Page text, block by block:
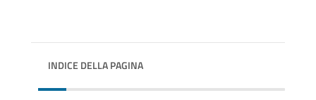
INDICE DELLA PAGINA